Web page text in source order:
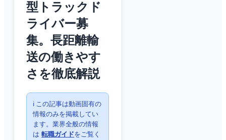
型トラックド
ライバー募
集。長距離輸
送の働きやす
さを徹底解説
ℹ️ この記事は動画固有の
情報のみを掲載してい
ます。業界全般の情報
は 転職ガイドをご覧く